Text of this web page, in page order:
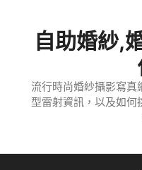
自助婚紗,
流行時尚婚紗攝影寫真
型雷射資訊，以及如何